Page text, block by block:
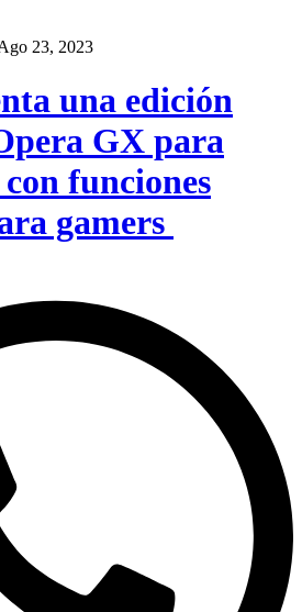
23, 2023
una edición
GX para
funciones
gamers